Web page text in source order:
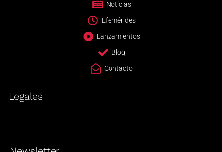
Noticias
Efemérides
Lanzamientos
Blog
Contacto
Legales